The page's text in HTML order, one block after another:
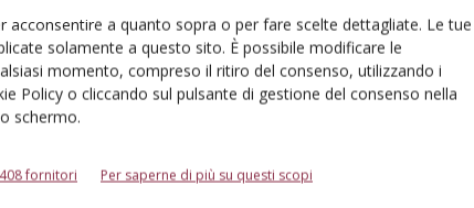
acconsentire a quanto sopra o per fare scelte dettagliate. Le tue
solamente a questo sito. È possibile modificare le
momento, compreso il ritiro del consenso, utilizzando i
Policy o cliccando sul pulsante di gestione del consenso nella
schermo.
fornitori Per saperne di più su questi scopi
la prossima volta che commento.